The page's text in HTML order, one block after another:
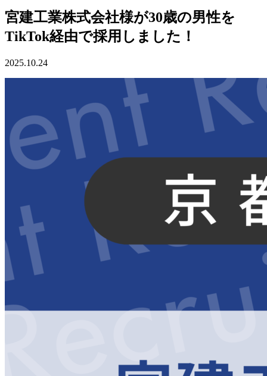
宮建工業株式会社様が30歳の男性を
TikTok経由で採用しました！
2025.10.24